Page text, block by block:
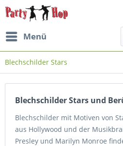
Menü
Blechschilder Stars
Blechschilder Stars und
Blechschilder mit Motiven von
aus Hollywood und der
Presley und Marilyn Monroe